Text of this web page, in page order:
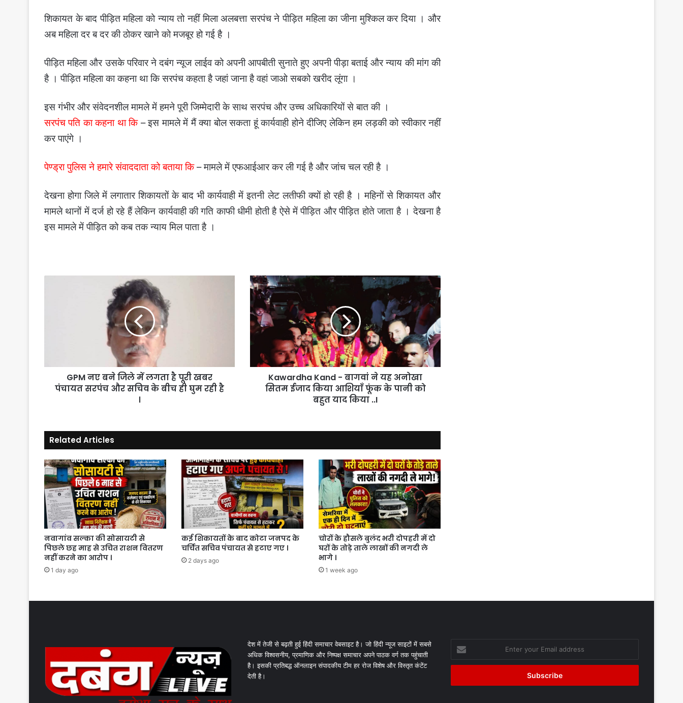
शिकायत के बाद पीड़ित महिला को न्याय तो नहीं मिला अलबत्ता सरपंच ने पीड़ित महिला का जीना मुश्किल कर दिया । और
अब महिला दर ब दर की ठोकर खाने को मजबूर हो गई है ।
पीड़ित महिला और उसके परिवार ने दबंग न्यूज लाईव को अपनी आपबीती सुनाते हुए अपनी पीड़ा बताई और न्याय की मांग की
है । पीड़ित महिला का कहना था कि सरपंच कहता है जहां जाना है वहां जाओ सबको खरीद लूंगा ।
इस गंभीर और संवेदनशील मामले में हमने पूरी जिम्मेदारी के साथ सरपंच और उच्च अधिकारियों से बात की ।
सरपंच पति का कहना था कि– इस मामले में मैं क्या बोल सकता हूं कार्यवाही होने दीजिए लेकिन हम लड़की को स्वीकार नहीं
कर पाएंगे ।
पेण्ड्रा पुलिस ने हमारे संवाददाता को बताया कि– मामले में एफआईआर कर ली गई है और जांच चल रही है ।
देखना होगा जिले में लगातार शिकायतों के बाद भी कार्यवाही में इतनी लेट लतीफी क्यों हो रही है । महिनों से शिकायत और
मामले थानों में दर्ज हो रहे हैं लेकिन कार्यवाही की गति काफी धीमी होती है ऐसे में पीड़ित और पीड़ित होते जाता है । देखना है
इस मामले में पीड़ित को कब तक न्याय मिल पाता है ।
खबर
सरपंच
बीच
घुम
रही
है
।
GPM नए बने जिले में लगता है पूरी खबर
पंचायत सरपंच और सचिव के बीच ही घुम रही है
।
Kawardha
Kand
-
बागवां
ने
यह
अनोखा
सितम
ईजाद
आशियाँ
को
याद
किया
..I
Kawardha Kand - बागवां ने यह अनोखा
सितम ईजाद किया आशियाँ फूंक के पानी को
बहुत याद किया ..I
Related Articles
नवागांव सल्का की सोसायटी से
पिछले छह माह से उचित राशन वितरण
नहीं करने का आरोप ।
1 day ago
कई शिकायतों के बाद कोटा जनपद के
चर्चित सचिव पंचायत से हटाए गए ।
2 days ago
चोरों के हौसले बुलंद भरी दोपहरी में दो
घरों के तोड़े ताले लाखों की नगदी ले
भागे ।
1 week ago
देश में तेजी से बढ़ती हुई हिंदी समाचार वेबसाइट है। जो हिंदी न्यूज साइटों में सबसे
अधिक विश्वसनीय, प्रमाणिक और निष्पक्ष समाचार अपने पाठक वर्ग तक पहुंचाती
है। इसकी प्रतिबद्ध ऑनलाइन संपादकीय टीम हर रोज विशेष और विस्तृत कंटेंट
देती है।
your
Email